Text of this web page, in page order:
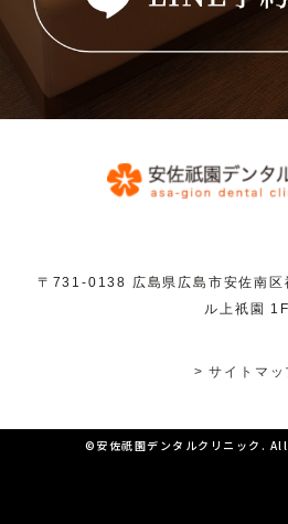
〒731-0138 広島県広島市安佐南
ル上祇園 1F
> サイトマッ
©安佐祇園デンタルクリニック.